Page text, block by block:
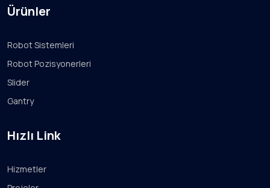
Ürünler
Robot Sistemleri
Robot Pozisyonerleri
Slider
Gantry
Hızlı Link
Hizmetler